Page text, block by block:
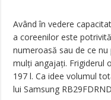
Având în vedere
a coreenilor este
numeroasă sau de ce
mulți angajați. Frigiderul
197 l. Ca idee volumul
lui Samsung